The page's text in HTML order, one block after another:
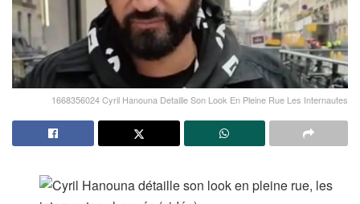
1668356024 Cyril Hanouna Detaille Son Look En Pleine Rue Les Internautes